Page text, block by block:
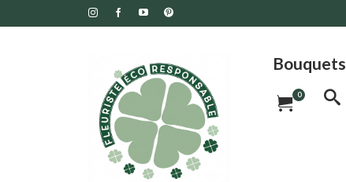
Bouquets
0